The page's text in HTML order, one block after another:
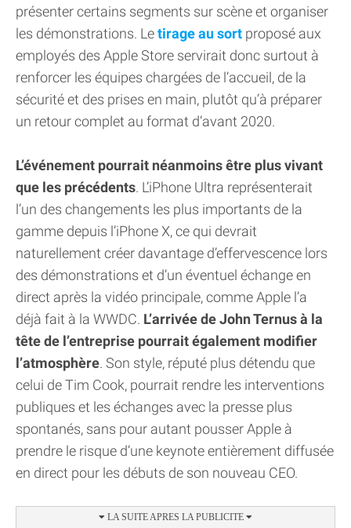
présenter certains segments sur scène et organiser
les démonstrations. Letirage au sort proposé aux
employés des Apple Store servirait donc surtout à
renforcer les équipes chargées de l’accueil, de la
sécurité et des prises en main, plutôt qu’à préparer
un retour complet au format d’avant 2020.
L’événement pourrait néanmoins être plus vivant
que les précédents. L’iPhone Ultra représenterait
l’un des changements les plus importants de la
gamme depuis l’iPhone X, ce qui devrait
naturellement créer davantage d’effervescence lors
des démonstrations et d’un éventuel échange en
direct après la vidéo principale, comme Apple l’a
déjà fait à la WWDC. L’arrivée de John Ternus à la
tête de l’entreprise pourrait également modifier
l’atmosphère. Son style, réputé plus détendu que
celui de Tim Cook, pourrait rendre les interventions
publiques et les échanges avec la presse plus
spontanés, sans pour autant pousser Apple à
prendre le risque d’une keynote entièrement diffusée
en direct pour les débuts de son nouveau CEO.